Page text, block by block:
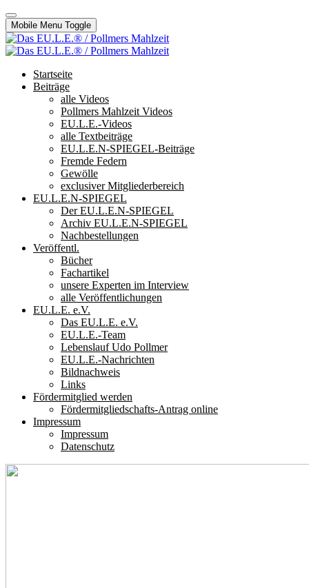
Mobile Menu Toggle
Startseite
Beiträge
alle Videos
Pollmers Mahlzeit Videos
EU.L.E.-Videos
alle Textbeiträge
EU.L.E.N-SPIEGEL-Beiträge
Fremde Federn
Gewölle
exclusiver Mitgliederbereich
EU.L.E.N-SPIEGEL
Der EU.L.E.N-SPIEGEL
Archiv EU.L.E.N-SPIEGEL
Nachbestellungen
Veröffentl.
Bücher
Fachartikel
unsere Experten im Interview
alle Veröffentlichungen
EU.L.E. e.V.
Das EU.L.E. e.V.
EU.L.E.-Team
Lebenslauf Udo Pollmer
EU.L.E.-Nachrichten
Bildnachweis
Links
Fördermitglied werden
Fördermitgliedschafts-Antrag online
Impressum
Impressum
Datenschutz